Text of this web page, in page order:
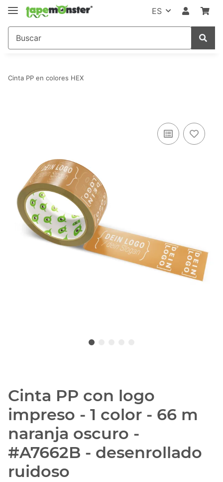
ES
Cinta PP en colores HEX
Cinta PP con logo
impreso - 1 color - 66 m
naranja oscuro -
#A7662B - desenrollado
ruidoso